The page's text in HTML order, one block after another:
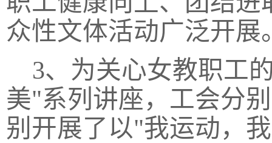
众性文体活动广泛开展
3、为关心女教职工
美"系列讲座，工会分
别开展了以"我运动，